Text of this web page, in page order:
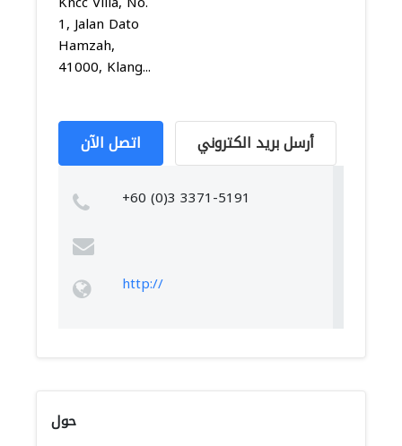
1, Jalan Dato
Hamzah,
41000, Klang...
اتصل الآن أرسل بريد الكتروني
+60 (0)3 3371-5191
http://
حول